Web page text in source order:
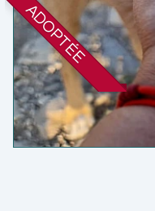
ADOPTÉE